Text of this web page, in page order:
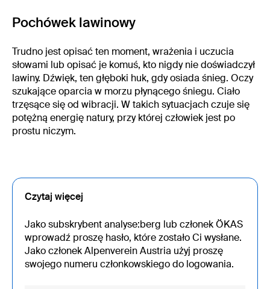
Pochówek lawinowy
Trudno jest opisać ten moment, wrażenia i uczucia
słowami lub opisać je komuś, kto nigdy nie doświadczył
lawiny. Dźwięk, ten głęboki huk, gdy osiada śnieg. Oczy
szukające oparcia w morzu płynącego śniegu. Ciało
trzęsące się od wibracji. W takich sytuacjach czuje się
potężną energię natury, przy której człowiek jest po
prostu niczym.
Czytaj więcej
Jako subskrybent analyse:berg lub członek ÖKAS
wprowadź proszę hasło, które zostało Ci wysłane.
Jako członek Alpenverein Austria użyj proszę
swojego numeru członkowskiego do logowania.